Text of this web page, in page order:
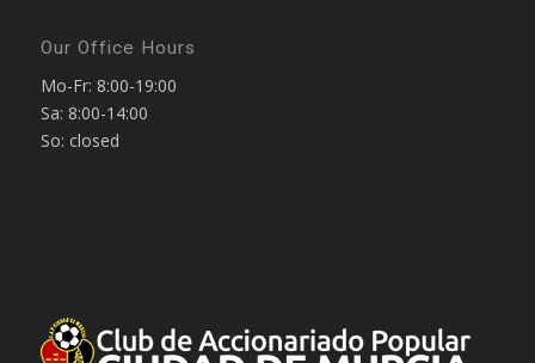
Our Office Hours
Mo-Fr: 8:00-19:00
Sa: 8:00-14:00
So: closed